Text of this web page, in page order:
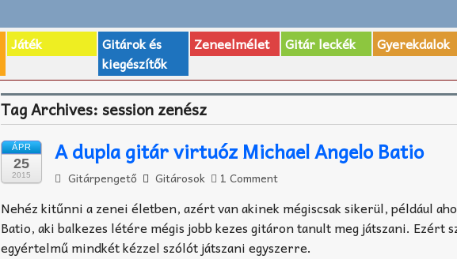
Játék
Gitárok és
kiegészítők
Zeneelmélet Gitár leckék Gyerekdalok
Tag Archives:session zenész
ÁPR
25
2015
A dupla gitár virtuóz Michael Angelo Batio
Gitárpengető Gitárosok 1 Comment
Nehéz kitűnni a zenei életben, azért van akinek mégiscsak sikerül, például
Batio, aki balkezes létére mégis jobb kezes gitáron tanult meg játszani. Ezért
egyértelmű mindkét kézzel szólót játszani egyszerre.